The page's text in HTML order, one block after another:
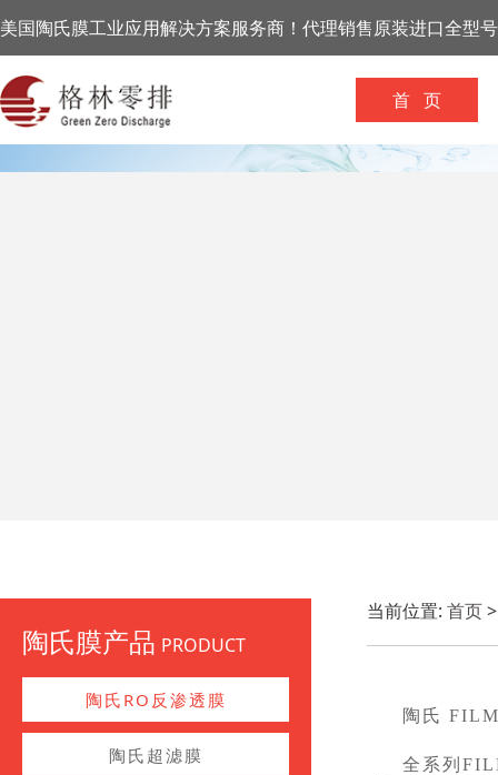
美国陶氏膜工业应用解决方案服务商！代理销售原装进口全型
首 页
陶氏膜产品 PRODUCT
陶氏RO反渗透膜
陶氏超滤膜
当前位置: 首页
陶氏
全系列